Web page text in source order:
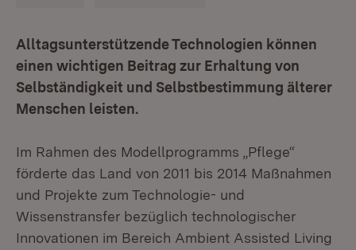
Alltagsunterstützende Technologien können
einen wichtigen Beitrag zur Erhaltung von
Selbständigkeit und Selbstbestimmung älterer
Menschen leisten.
Im Rahmen des Modellprogramms „Pflege“
förderte das Land von 2011 bis 2014 Maßnahmen
und Projekte zum Technologie- und
Wissenstransfer bezüglich technologischer
Innovationen im Bereich Ambient Assisted Living